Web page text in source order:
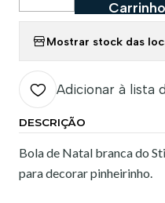
Carrinho
Mostrar stock das
Adicionar à lista
DESCRIÇÃO
Bola de Natal branca do
para decorar pinheirinho.